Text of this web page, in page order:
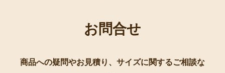
お問合せ
商品への疑問やお見積り、サイズに関するご相談な